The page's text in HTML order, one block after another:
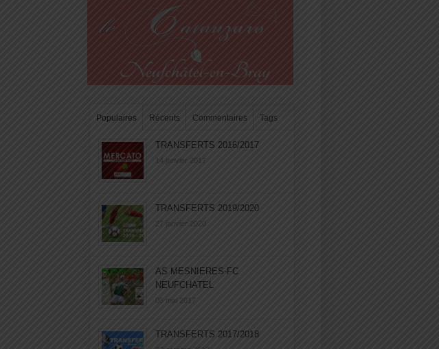
Populaires Récents Commentaires Tags
TRANSFERTS 2016/2017
14 janvier 2017
TRANSFERTS 2019/2020
27 janvier 2020
AS MESNIERES-FC
NEUFCHATEL
05 mai 2017
TRANSFERTS 2017/2018